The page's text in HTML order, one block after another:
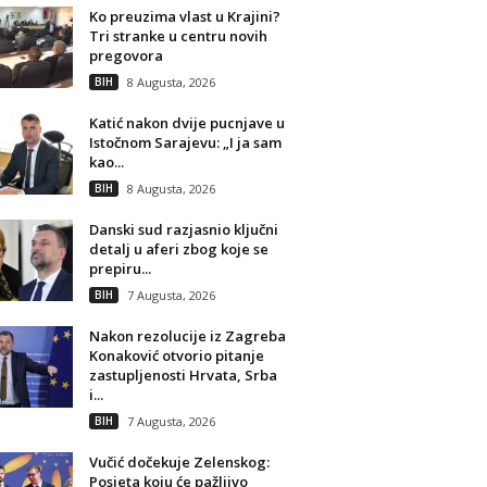
Ko preuzima vlast u Krajini?
Tri stranke u centru novih
pregovora
BIH 8 Augusta, 2026
Katić nakon dvije pucnjave u
Istočnom Sarajevu: „I ja sam
kao...
BIH 8 Augusta, 2026
Danski sud razjasnio ključni
detalj u aferi zbog koje se
prepiru...
BIH 7 Augusta, 2026
Nakon rezolucije iz Zagreba
Konaković otvorio pitanje
zastupljenosti Hrvata, Srba
i...
BIH 7 Augusta, 2026
Vučić dočekuje Zelenskog:
Posjeta koju će pažljivo